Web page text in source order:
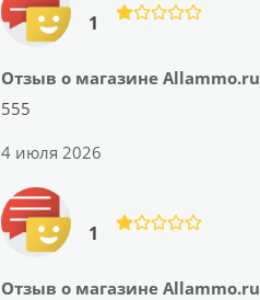
1
Отзыв о магазине Allammo.ru
555
4 июля 2026
1
Отзыв о магазине Allammo.ru